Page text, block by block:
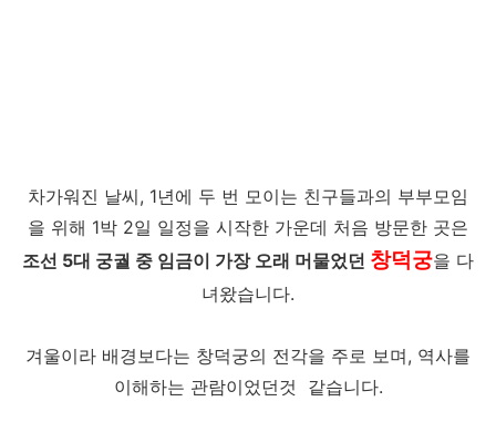
차가워진 날씨, 1년에 두 번 모이는 친구들과의 부부모임
을 위해 1박 2일 일정을 시작한 가운데 처음 방문한 곳은
조선 5대 궁궐 중 임금이 가장 오래 머물었던 창덕궁을 다
녀왔습니다.
겨울이라 배경보다는 창덕궁의 전각을 주로 보며, 역사를
이해하는 관람이었던것 같습니다.